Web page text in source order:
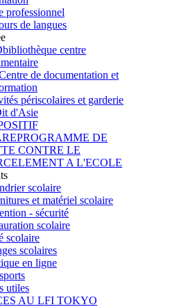
professionnel
de langues
bibliothèque centre
de documentation et
périscolaires et garderie
d'Asie
PROGRAMME DE
CONTRE LE
A L'ECOLE
scolaire
et matériel scolaire
- sécurité
scolaire
scolaire
scolaires
en ligne
utiles
AU LFI TOKYO